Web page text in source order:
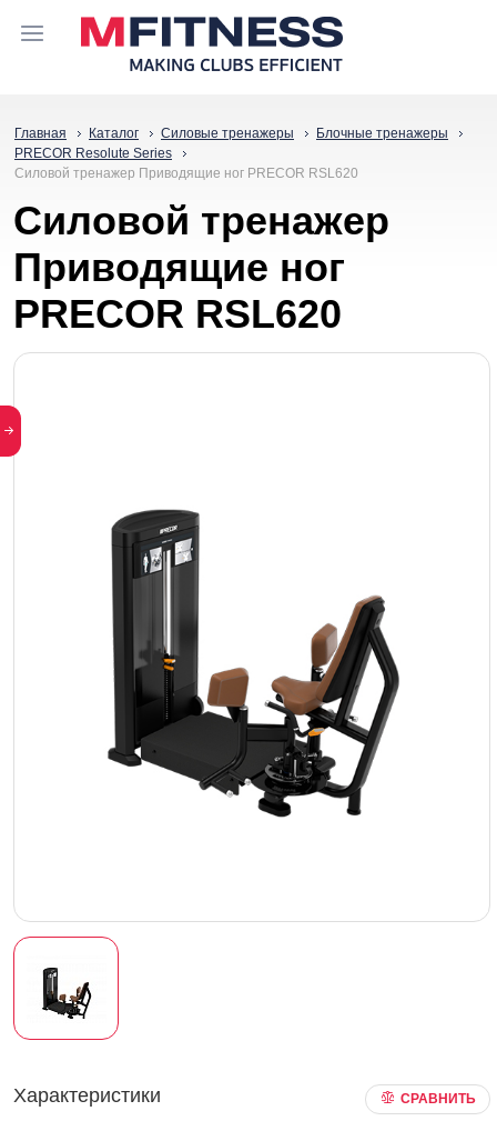
Главная Каталог Силовые тренажеры
Блочные тренажеры
PRECOR Resolute Series
Силовой тренажер Приводящие ног PRECOR RSL620
Силовой тренажер
Приводящие ног
PRECOR RSL620
Характеристики СРАВНИТЬ